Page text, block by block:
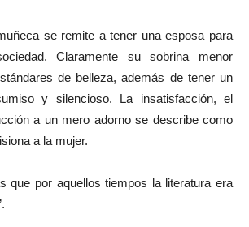
se remite a tener una esposa para
Claramente su sobrina menor
de belleza, además de tener un
y silencioso. La insatisfacción, el
a un mero adorno se describe como
a la mujer.
que por aquellos tiempos la literatura era